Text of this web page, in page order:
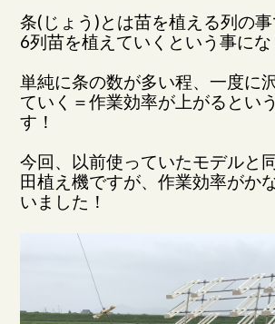
条(じょう)とは苗を植える列の
6列苗を植えていくという事にな
単純に条の数が多い程、一度に
ていく＝作業効率が上がるとい
す！
今回、以前使っていたモデルと
田植え機ですが、作業効率がか
いました！